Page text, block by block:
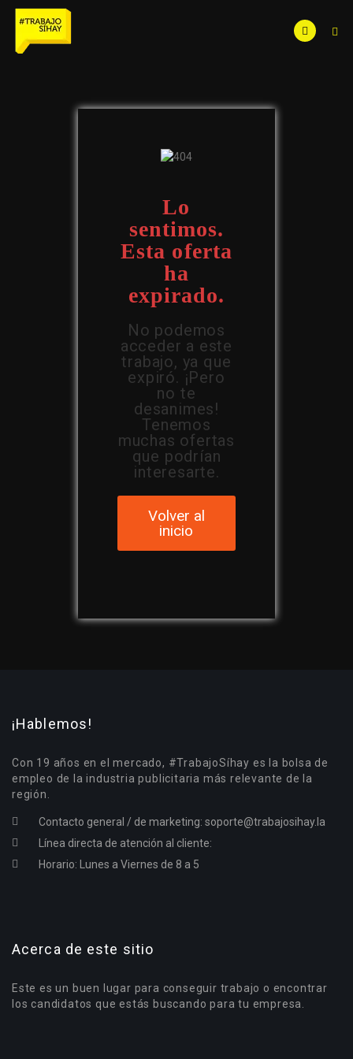
Lo
sentimos.
Esta oferta
ha
expirado.
No podemos
acceder a este
trabajo, ya que
expiró. ¡Pero
no te
desanimes!
Tenemos
muchas ofertas
que podrían
interesarte.
Volver al
inicio
¡Hablemos!
Con 19 años en el mercado, #TrabajoSíhay es la bolsa de
empleo de la industria publicitaria más relevante de la
región.
Contacto general / de marketing: soporte@trabajosihay.la
Línea directa de atención al cliente:
Horario: Lunes a Viernes de 8 a 5
Acerca de este sitio
Este es un buen lugar para conseguir trabajo o encontrar
los candidatos que estás buscando para tu empresa.